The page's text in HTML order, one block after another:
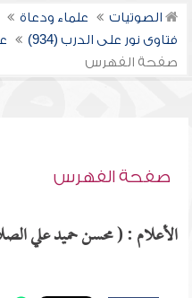
الصوتيات علماء ودعاة
فتاوى نور على الدرب (934)
صفحة الفهرس
صفحة الفهرس
الأعلام : ( محسن حميد علي